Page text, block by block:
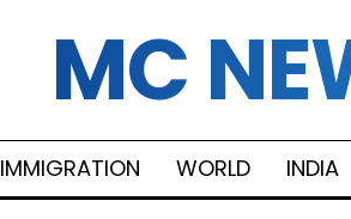
MC
IMMIGRATION WORLD INDIA